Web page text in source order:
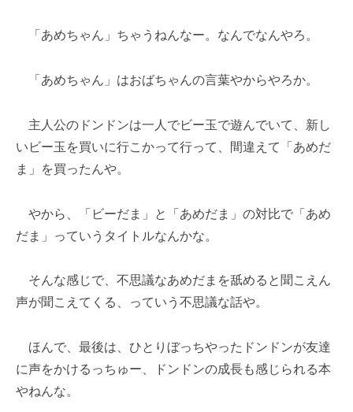
「あめちゃん」ちゃうねんなー。なんでなんやろ。
「あめちゃん」はおばちゃんの言葉やからやろか。
主人公のドンドンは一人でビー玉で遊んでいて、新し
いビー玉を買いに行こかって行って、間違えて「あめだ
ま」を買ったんや。
やから、「ビーだま」と「あめだま」の対比で「あめ
だま」っていうタイトルなんかな。
そんな感じで、不思議なあめだまを舐めると聞こえん
声が聞こえてくる、っていう不思議な話や。
ほんで、最後は、ひとりぼっちやったドンドンが友達
に声をかけるっちゅー、ドンドンの成長も感じられる本
やねんな。